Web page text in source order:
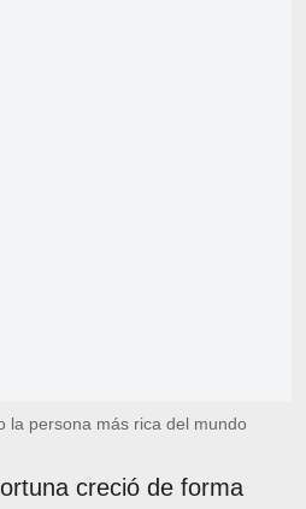
la persona más rica del mundo
creció de forma